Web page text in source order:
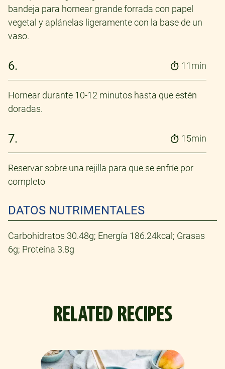
bandeja para hornear grande forrada con papel
vegetal y aplánelas ligeramente con la base de un
vaso.
6. 11min
Hornear durante 10-12 minutos hasta que estén
doradas.
7. 15min
Reservar sobre una rejilla para que se enfríe por
completo
DATOS NUTRIMENTALES
Carbohidratos 30.48g; Energía 186.24kcal; Grasas
6g; Proteína 3.8g
RELATED RECIPES